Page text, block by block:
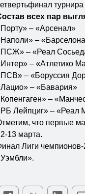
всех пар
– «Арсенал»
–
– «Реал
– «Атлетико
– «Боруссия
– «Бавария»
–
Лейпциг» – «Реал
что первые
13 марта.
Лиги